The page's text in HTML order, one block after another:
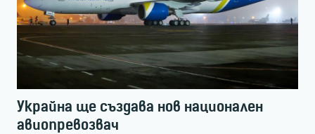
Украйна ще създава нов национален
авиопревозвач